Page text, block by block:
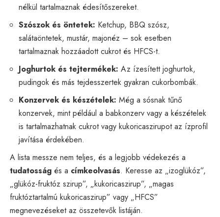
nélkül tartalmaznak édesítőszereket.
Szószok és öntetek: Ketchup, BBQ szósz,
salátaöntetek, mustár, majonéz – sok esetben
tartalmaznak hozzáadott cukrot és HFCS-t.
Joghurtok és tejtermékek: Az ízesített joghurtok,
pudingok és más tejdesszertek gyakran cukorbombák.
Konzervek és készételek: Még a sósnak tűnő
konzervek, mint például a babkonzerv vagy a készételek
is tartalmazhatnak cukrot vagy kukoricaszirupot az ízprofil
javítása érdekében.
A lista messze nem teljes, és a legjobb védekezés a
tudatosság és a címkeolvasás. Keresse az „izoglükóz”,
„glükóz-fruktóz szirup”, „kukoricaszirup”, „magas
fruktóztartalmú kukoricaszirup” vagy „HFCS”
megnevezéseket az összetevők listáján.